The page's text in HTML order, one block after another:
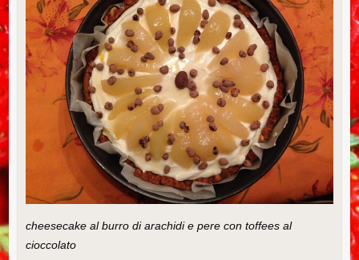
cheesecake al burro di arachidi e pere con toffees al
cioccolato